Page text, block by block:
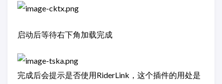
启动后等待右下角加载完成
完成后会提示是否使用RiderLink，这个插件的用处是